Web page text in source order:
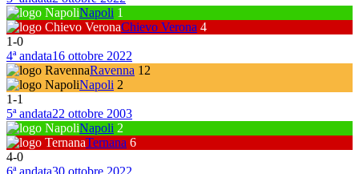
Napoli 1
Chievo Verona 4
1-0
4ª andata16 ottobre 2022
Ravenna 12
Napoli 2
1-1
5ª andata22 ottobre 2003
Napoli 2
Ternana 6
4-0
6ª andata30 ottobre 2022